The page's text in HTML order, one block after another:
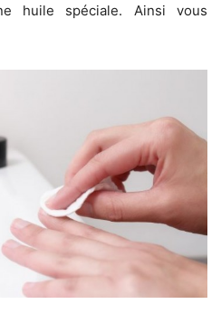
huile spéciale. Ainsi vous